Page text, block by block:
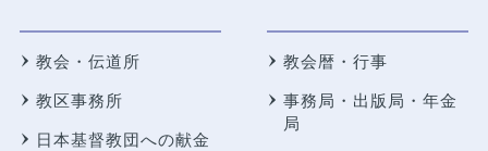
教会・伝道所
教区事務所
日本基督教団への献金
教会暦・行事
事務局・出版局・年金
局